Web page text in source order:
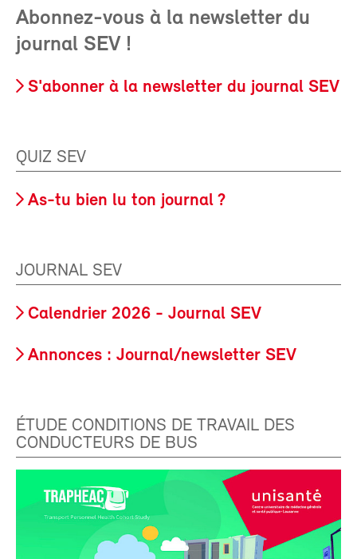
Abonnez-vous à la newsletter du
journal SEV !
S'abonner à la newsletter du journal SEV
QUIZ SEV
As-tu bien lu ton journal ?
JOURNAL SEV
Calendrier 2026 - Journal SEV
Annonces : Journal/newsletter SEV
ÉTUDE CONDITIONS DE TRAVAIL DES
CONDUCTEURS DE BUS